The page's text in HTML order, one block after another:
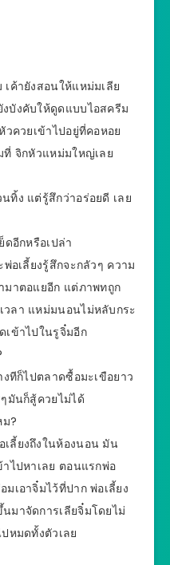
ค้ายังสอนให้แหม่มเลีย
บังคับให้ดูดแบบไอสครีม
วควยเข้าไปอยู่ที่คอหอย
ที่ จิกหัวแหม่มใหญ่เลย
ทิ้ง แต่รู้สึกว่าอร่อยดี เลย
ดอีกหรือเปล่า
พ่อเลี้ยงรู้สึกจะกลัวๆ ความ
มาตอแยอีก แต่ภาพทถูก
วลา แหม่มนอนไม่หลับกระ
เข้าไปในรูจิ๋มอีก
ทีก็ไปตลาดซื้อมะเขือยาว
มันก็สู้ควยไม่ได้
ม?
ลี้ยงถึงในห้องนอน มัน
าไปหาเลย ตอนแรกพ่อ
เอาจิ๋มไว้ที่ปาก พ่อเลี้ยง
มาจัดการเลียจิ๋มโดยไม่
หมดทั้งตัวเลย